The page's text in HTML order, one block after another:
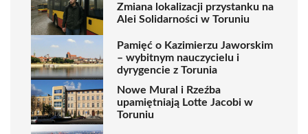
Zmiana lokalizacji przystanku na
Alei Solidarności w Toruniu
Pamięć o Kazimierzu Jaworskim
– wybitnym nauczycielu i
dyrygencie z Torunia
Nowe Mural i Rzeźba
upamiętniają Lotte Jacobi w
Toruniu